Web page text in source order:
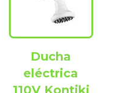
Ducha
eléctrica
110V Kontiki